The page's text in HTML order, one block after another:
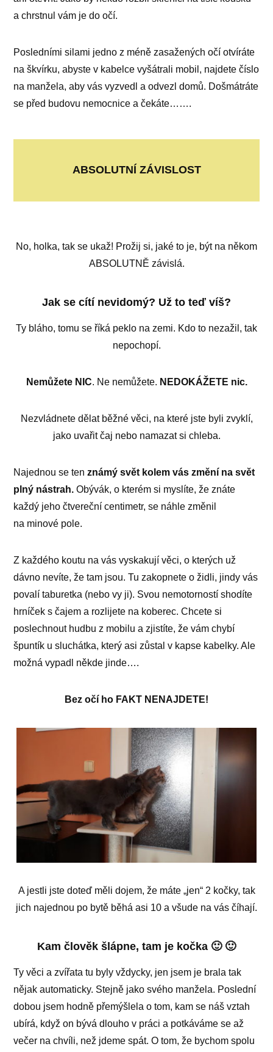
a chrstnul vám je do očí.
Posledními silami jedno z méně zasažených očí otvíráte
na škvírku, abyste v kabelce vyšátrali mobil, najdete číslo
na manžela, aby vás vyzvedl a odvezl domů. Došmátráte
se před budovu nemocnice a čekáte…….
ABSOLUTNÍ ZÁVISLOST
No, holka, tak se ukaž! Prožij si, jaké to je, být na někom
ABSOLUTNĚ závislá.
Jak se cítí nevidomý? Už to teď víš?
Ty bláho, tomu se říká peklo na zemi. Kdo to nezažil, tak
nepochopí.
Nemůžete NIC. Ne nemůžete. NEDOKÁŽETE nic.
Nezvládnete dělat běžné věci, na které jste byli zvyklí,
jako uvařit čaj nebo namazat si chleba.
Najednou se tenznámý svět kolem vás změní na svět
plný nástrah. Obývák, o kterém si myslíte, že znáte
každý jeho čtvereční centimetr, se náhle změnil
na minové pole.
Z každého koutu na vás vyskakují věci, o kterých už
dávno nevíte, že tam jsou. Tu zakopnete o židli, jindy vás
povalí taburetka (nebo vy ji). Svou nemotorností shodíte
hrníček s čajem a rozlijete na koberec. Chcete si
poslechnout hudbu z mobilu a zjistíte, že vám chybí
špuntík u sluchátka, který asi zůstal v kapse kabelky. Ale
možná vypadl někde jinde….
Bez očí ho FAKT NENAJDETE!
A jestli jste doteď měli dojem, že máte „jen“ 2 kočky, tak
jich najednou po bytě běhá asi 10 a všude na vás číhají.
Kam člověk šlápne, tam je kočka 🙂 🙂
Ty věci a zvířata tu byly vždycky, jen jsem je brala tak
nějak automaticky. Stejně jako svého manžela. Poslední
dobou jsem hodně přemýšlela o tom, kam se náš vztah
ubírá, když on bývá dlouho v práci a potkáváme se až
večer na chvíli, než jdeme spát. O tom, že bychom spolu